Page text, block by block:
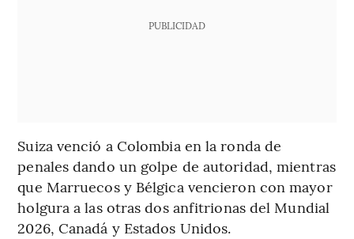
PUBLICIDAD
Suiza venció a Colombia en la ronda de
penales dando un golpe de autoridad, mientras
que Marruecos y Bélgica vencieron con mayor
holgura a las otras dos anfitrionas del Mundial
2026, Canadá y Estados Unidos.